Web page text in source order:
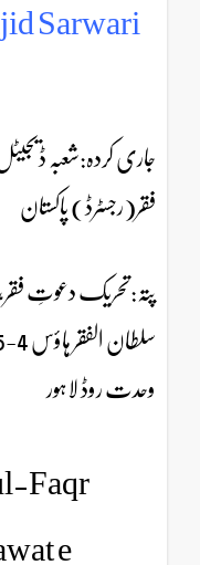
Sarwari
جاری کردہ:شعبہ
فقر(رجسٹرڈ) پاکستان
پتہ:تحریک دعوتِ
وحدت روڈ لاہور
Faqr
e